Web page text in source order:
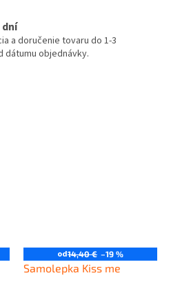
dní
a doručenie tovaru do 1-3
dátumu objednávky.
od14,40 € –19 %
Samolepka Kiss me